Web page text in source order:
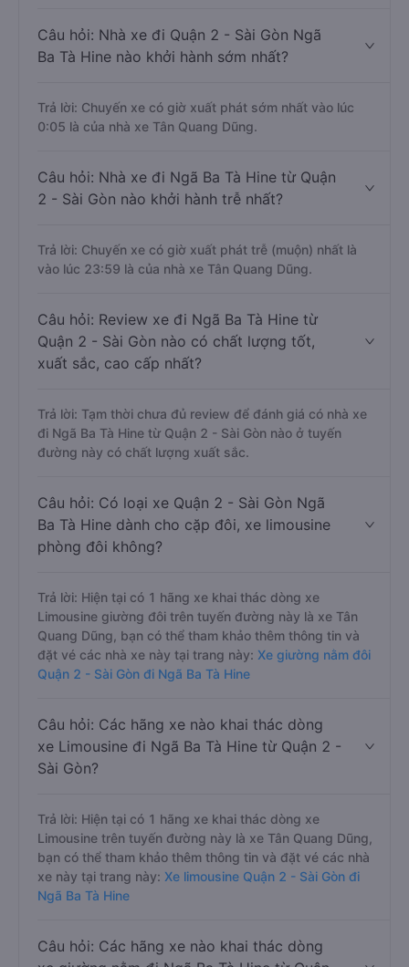
Câu hỏi: Nhà xe đi Quận 2 - Sài Gòn Ngã
Ba Tà Hine nào khởi hành sớm nhất?
Trả lời: Chuyến xe có giờ xuất phát sớm nhất vào lúc
0:05 là của nhà xe Tân Quang Dũng.
Câu hỏi: Nhà xe đi Ngã Ba Tà Hine từ Quận
2 - Sài Gòn nào khởi hành trễ nhất?
Trả lời: Chuyến xe có giờ xuất phát trễ (muộn) nhất là
vào lúc 23:59 là của nhà xe Tân Quang Dũng.
Câu hỏi: Review xe đi Ngã Ba Tà Hine từ
Quận 2 - Sài Gòn nào có chất lượng tốt,
xuất sắc, cao cấp nhất?
Trả lời: Tạm thời chưa đủ review để đánh giá có nhà xe
đi Ngã Ba Tà Hine từ Quận 2 - Sài Gòn nào ở tuyến
đường này có chất lượng xuất sắc.
Câu hỏi: Có loại xe Quận 2 - Sài Gòn Ngã
Ba Tà Hine dành cho cặp đôi, xe limousine
phòng đôi không?
Trả lời: Hiện tại có 1 hãng xe khai thác dòng xe
Limousine giường đôi trên tuyến đường này là xe Tân
Quang Dũng, bạn có thể tham khảo thêm thông tin và
đặt vé các nhà xe này tại trang này: Xe giường nằm đôi
Quận 2 - Sài Gòn đi Ngã Ba Tà Hine
Câu hỏi: Các hãng xe nào khai thác dòng
xe Limousine đi Ngã Ba Tà Hine từ Quận 2 -
Sài Gòn?
Trả lời: Hiện tại có 1 hãng xe khai thác dòng xe
Limousine trên tuyến đường này là xe Tân Quang Dũng,
bạn có thể tham khảo thêm thông tin và đặt vé các nhà
xe này tại trang này: Xe limousine Quận 2 - Sài Gòn đi
Ngã Ba Tà Hine
Câu hỏi: Các hãng xe nào khai thác dòng